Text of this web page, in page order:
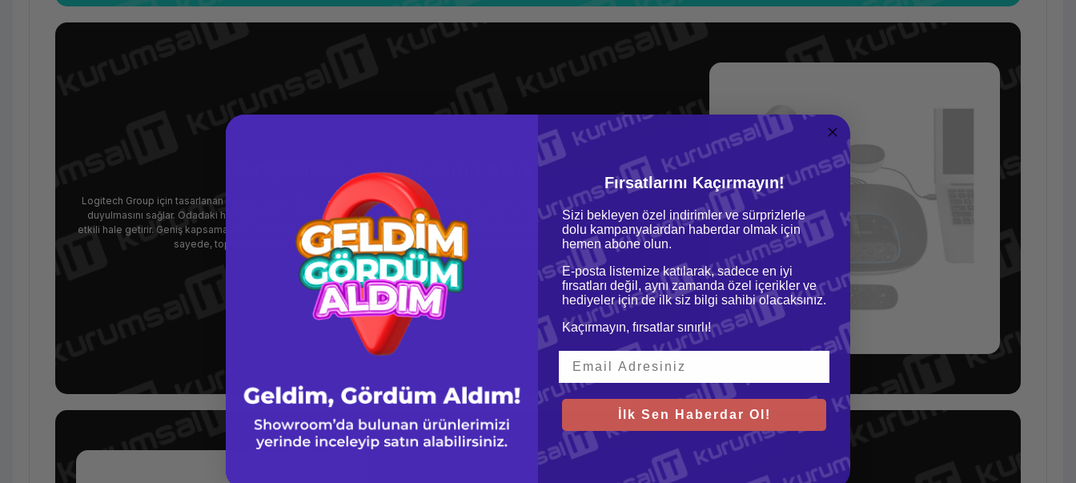
Genişletilmiş Ses Kapsama Alanı
Logitech Group için tasarlanan bu ekstra mikrofonlar, ses kapsama alanını genişleterek toplantılarınızda her sesin net bir şekilde
duyulmasını sağlar. Odadaki her katılımcının sesini toplamak için ideal olan bu mikrofonlar, ses kalitesini artırarak iletişimi daha
etkili hale getirir. Geniş kapsama alanı, büyük toplantı odalarında veya kalabalık görüşmelerde mükemmel performans gösterir. Bu
sayede, toplantılarınızda hiçbir ses kaybolmaz ve tüm katılımcılar eşit şekilde duyulabilir.
Fırsatlarını Kaçırmayın!
Sizi bekleyen özel indirimler ve sürprizlerle
dolu kampanyalardan haberdar olmak için
hemen abone olun.
E-posta listemize katılarak, sadece en iyi
fırsatları değil, aynı zamanda özel içerikler ve
hediyeler için de ilk siz bilgi sahibi olacaksınız.
Kaçırmayın, fırsatlar sınırlı!
İlk Sen Haberdar Ol!